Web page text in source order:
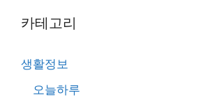
카테고리
생활정보
오늘하루